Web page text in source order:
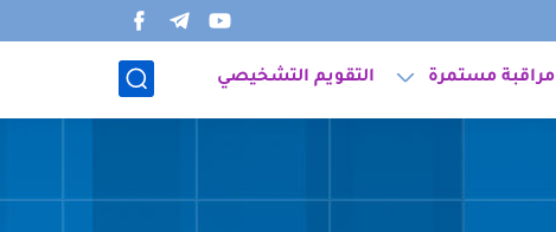
مراقبة مستمرة التقويم التشخيصي